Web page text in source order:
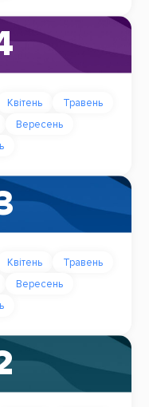
Квітень
Травень
Вересень
Квітень
Травень
Вересень